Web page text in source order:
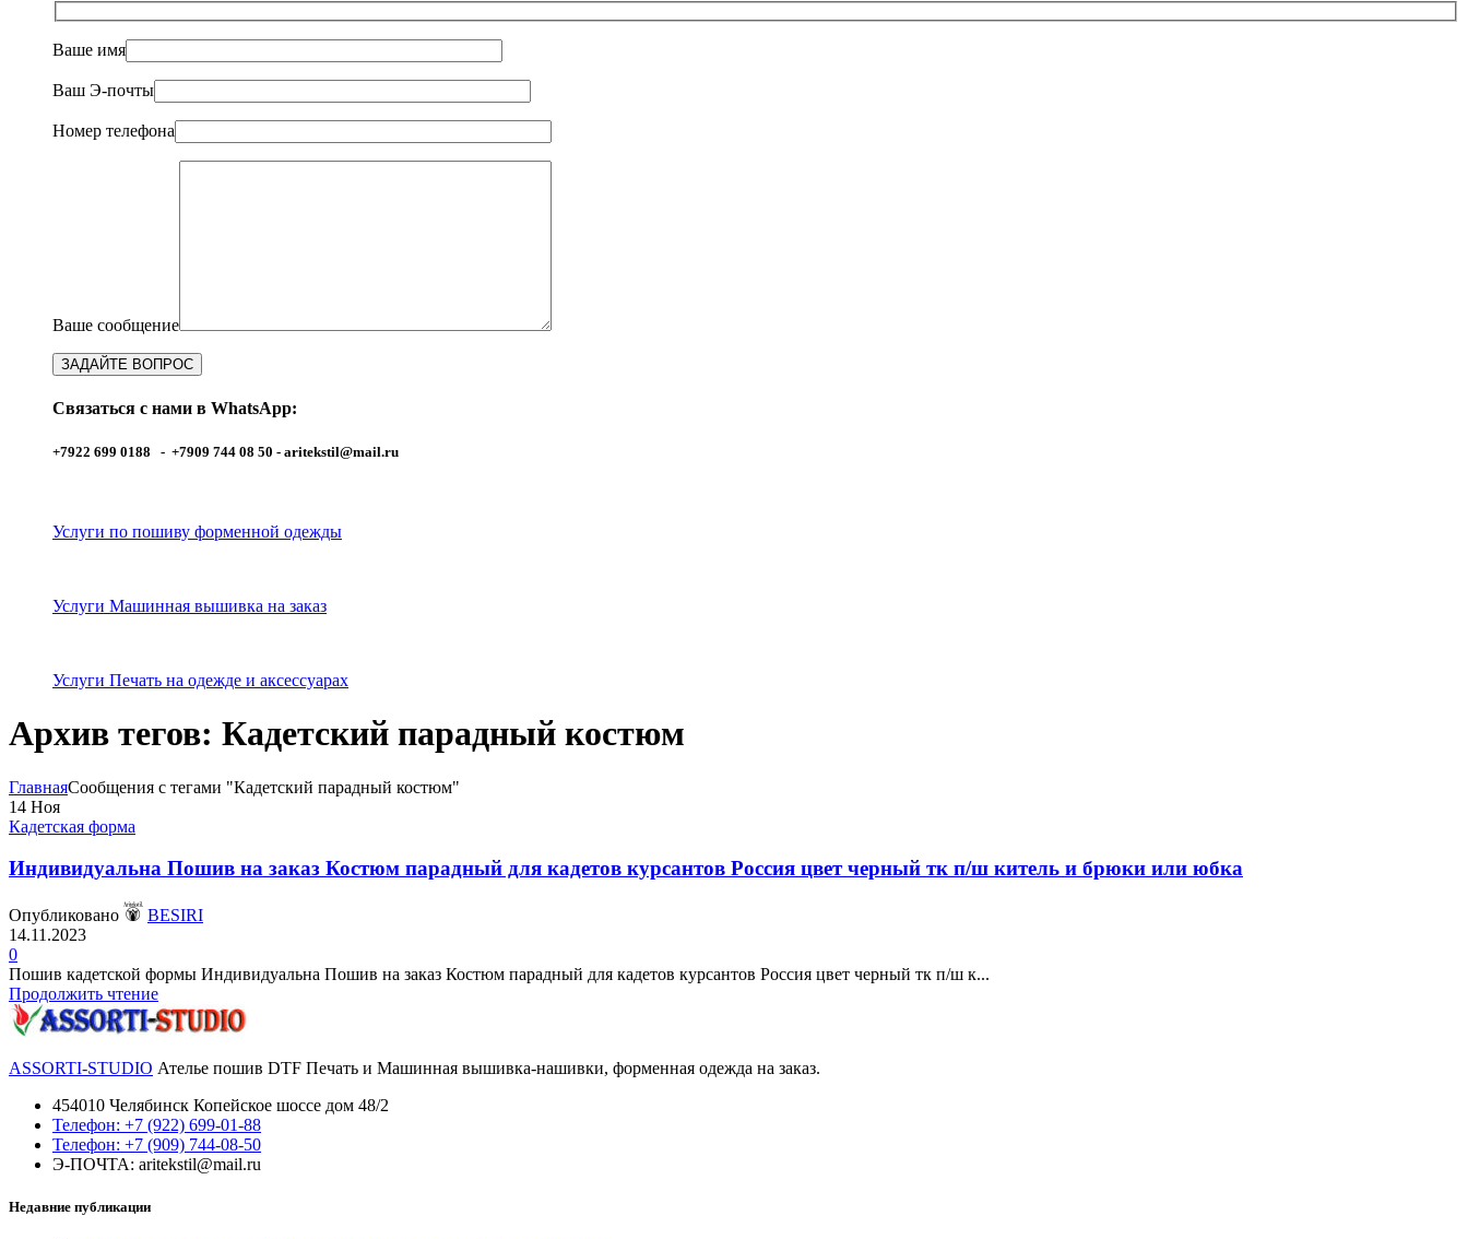
Ваше имя
Ваш Э-почты
Номер телефона
Ваше сообщение
Связаться с нами в WhatsApp:
+7922 699 0188 - +7909 744 08 50 - aritekstil@mail.ru
Услуги по пошиву форменной одежды
Услуги Машинная вышивка на заказ
Услуги Печать на одежде и аксессуарах
Архив тегов: Кадетский парадный костюм
ГлавнаяСообщения с тегами "Кадетский парадный костюм"
14 Ноя
Кадетская форма
Индивидуальна Пошив на заказ Костюм парадный для кадетов курсантов Россия цвет черный тк п/ш китель и брюки или юбка
Опубликовано
BESIRI
14.11.2023
0
Пошив кадетской формы Индивидуальна Пошив на заказ Костюм парадный для кадетов курсантов Россия цвет черный тк п/ш к...
Продолжить чтение
ASSORTI-STUDIO Ателье пошив DTF Печать и Машинная вышивка-нашивки, форменная одежда на заказ.
454010 Челябинск Копейское шоссе дом 48/2
Телефон: +7 (922) 699-01-88
Телефон: +7 (909) 744-08-50
Э-ПОЧТА: aritekstil@mail.ru
Недавние публикации